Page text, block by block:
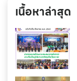
เนื้อหาล่าสุด